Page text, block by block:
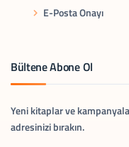
E-Posta Onayı
Bültene Abone Ol
Yeni kitaplar ve
adresinizi bırakın.